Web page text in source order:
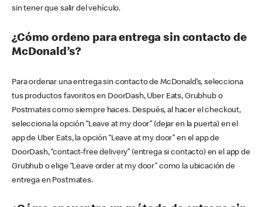
sin tener que salir del vehículo.
¿Cómo ordeno para entrega sin contacto de
McDonald’s?
Para ordenar una entrega sin contacto de McDonald’s, selecciona
tus productos favoritos en DoorDash, Uber Eats, Grubhub o
Postmates como siempre haces. Después, al hacer el checkout,
selecciona la opción “Leave at my door” (dejar en la puerta) en el
app de Uber Eats, la opción “Leave at my door” en el app de
DoorDash, “contact-free delivery” (entrega si contacto) en el app de
Grubhub o elige “Leave order at my door” como la ubicación de
entrega en Postmates.